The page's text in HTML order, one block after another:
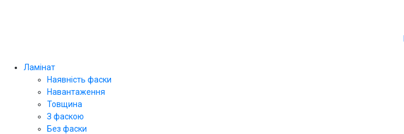
Ламінат
Наявність фаски
Навантаження
Товщина
З фаскою
Без фаски